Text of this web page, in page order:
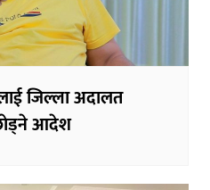
जिल्ला अदालत
आदेश